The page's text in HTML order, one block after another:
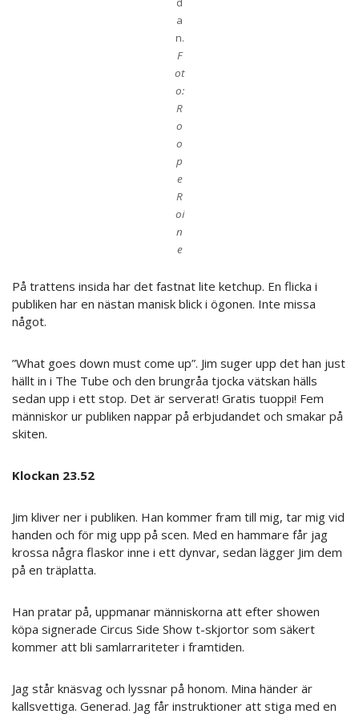
a
n.
F
ot
o:
R
o
o
p
e
R
oi
n
e
På trattens insida har det fastnat lite ketchup. En flicka i
publiken har en nästan manisk blick i ögonen. Inte missa
något.
”What goes down must come up”. Jim suger upp det han just
hällt in i The Tube och den brungråa tjocka vätskan hälls
sedan upp i ett stop. Det är serverat! Gratis tuoppi! Fem
människor ur publiken nappar på erbjudandet och smakar på
skiten.
Klockan 23.52
Jim kliver ner i publiken. Han kommer fram till mig, tar mig vid
handen och för mig upp på scen. Med en hammare får jag
krossa några flaskor inne i ett dynvar, sedan lägger Jim dem
på en träplatta.
Han pratar på, uppmanar människorna att efter showen
köpa signerade Circus Side Show t-skjortor som säkert
kommer att bli samlarrariteter i framtiden.
Jag står knäsvag och lyssnar på honom. Mina händer är
kallsvettiga. Generad. Jag får instruktioner att stiga med en